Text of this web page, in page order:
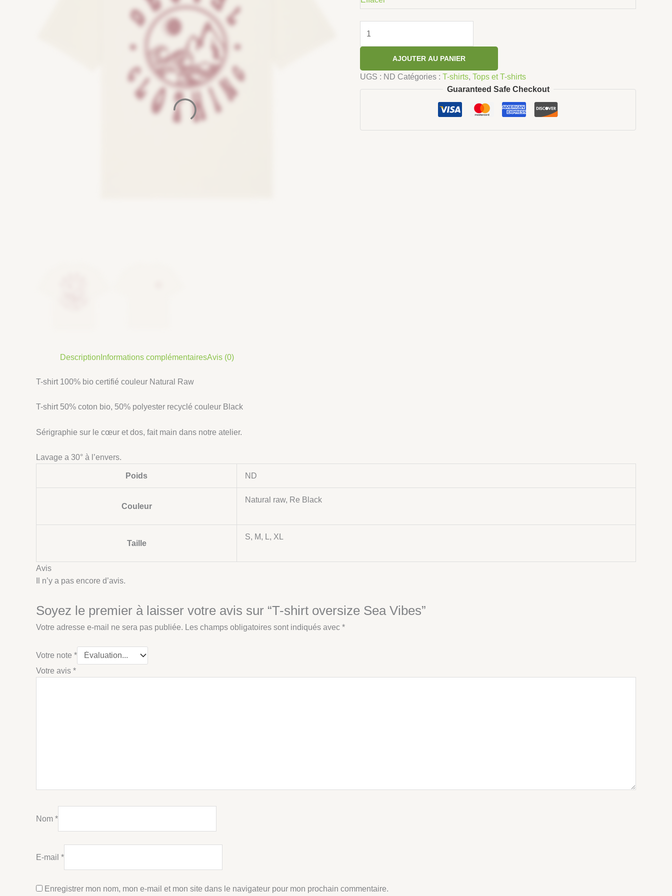
AJOUTER AU PANIER
UGS : ND Catégories : T-shirts, Tops et T-shirts
Guaranteed Safe Checkout
Description Informations complémentairesAvis (0)
T-shirt 100% bio certifié couleur Natural Raw
T-shirt 50% coton bio, 50% polyester recyclé couleur Black
Sérigraphie sur le cœur et dos, fait main dans notre atelier.
Lavage a 30° à l’envers.
Poids ND
Couleur
Natural raw, Re Black
Taille
S, M, L, XL
Avis
Il n’y a pas encore d’avis.
Soyez le premier à laisser votre avis sur “T-shirt oversize Sea Vibes”
Votre adresse e-mail ne sera pas publiée. Les champs obligatoires sont indiqués avec *
Votre note *
Votre avis *
Nom *
E-mail *
Enregistrer mon nom, mon e-mail et mon site dans le navigateur pour mon prochain commentaire.